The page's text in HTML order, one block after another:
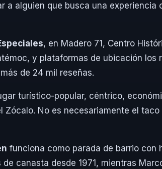
a alguien que busca una experiencia
, en Madero 71, Centro
y plataformas de ubicación los
de 24 mil reseñas.
turístico-popular, céntrico,
Zócalo. No es necesariamente el
funciona como parada de barrio con
canasta desde 1971, mientras